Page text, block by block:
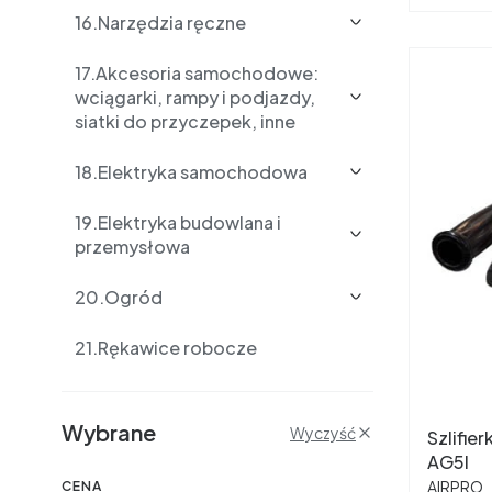
16.Narzędzia ręczne
17.Akcesoria samochodowe:
wciągarki, rampy i podjazdy,
siatki do przyczepek, inne
18.Elektryka samochodowa
19.Elektryka budowlana i
przemysłowa
20.Ogród
21.Rękawice robocze
Wybrane Wyczyść
CENA
AG5I
AIRPRO